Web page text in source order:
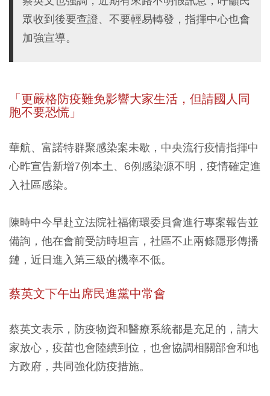
眾收到後要查證、不要輕易轉發，指揮中心也會
加強宣導。
「更嚴格防疫難免影響大家生活，但請國人同
胞不要恐慌」
華航、富諾特群聚感染案未歇，中央流行疫情指揮中
心昨宣告新增7例本土、6例感染源不明，疫情確定進
入社區感染。
陳時中今早赴立法院社福衛環委員會進行專案報告並
備詢，他在會前受訪時坦言，社區不止兩條隱形傳播
鏈， 近日進入第三級的機率不低。
蔡英文下午出席民進黨中常會
蔡英文表示，防疫物資和醫療系統都是充足的，請大
家放心，疫苗也會陸續到位，也會協調相關部會和地
方政府，共同強化防疫措施。